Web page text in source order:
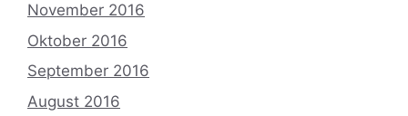
November 2016
Oktober 2016
September 2016
August 2016